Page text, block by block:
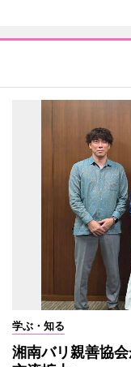
学ぶ・知る
湘南バリ親善協